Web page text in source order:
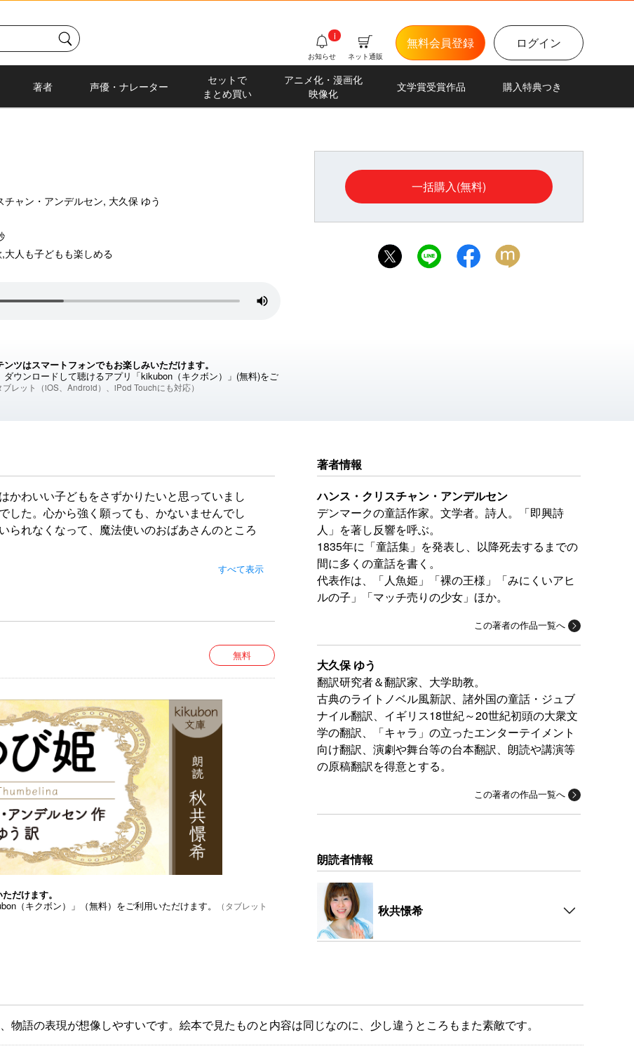
ログイン
無料会員登録
ネット通販
お知らせ
i
著者 声優・ナレーター
セットで
まとめ買い
アニメ化・漫画化
映像化
文学賞受賞作品 購入特典つき
チャン・アンデルセン, 大久保 ゆう
,大人も子どもも楽しめる
ツはスマートフォンでもお楽しみいただけます。
ダウンロードして聴けるアプリ「kikubon（キクボン）」(無料)をご
ブレット（iOS、Android）、iPod Touchにも対応）
一括購入(無料)
かわいい子どもをさずかりたいと思っていまし
した。心から強く願っても、かないませんでし
られなくなって、魔法使いのおばあさんのところ
すべて表示
無料
だけます。
（キクボン）」（無料）をご利用いただけます。
（タブレット
著者情報
ハンス・クリスチャン・アンデルセン
デンマークの童話作家。文学者。詩人。「即興詩
人」を著し反響を呼ぶ。
1835年に「童話集」を発表し、以降死去するまでの
間に多くの童話を書く。
代表作は、「人魚姫」「裸の王様」「みにくいアヒ
ルの子」「マッチ売りの少女」ほか。
この著者の作品一覧へ
大久保 ゆう
翻訳研究者＆翻訳家、大学助教。
古典のライトノベル風新訳、諸外国の童話・ジュブ
ナイル翻訳、イギリス18世紀～20世紀初頭の大衆文
学の翻訳、「キャラ」の立ったエンターテイメント
向け翻訳、演劇や舞台等の台本翻訳、朗読や講演等
の原稿翻訳を得意とする。
この著者の作品一覧へ
朗読者情報
秋共憬希
語の表現が想像しやすいです。絵本で見たものと内容は同じなのに、少し違うところもまた素敵です。